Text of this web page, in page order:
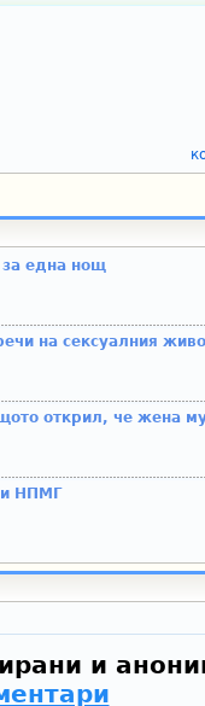
за една нощ
на сексуалния
открил, че жена
НПМГ
и